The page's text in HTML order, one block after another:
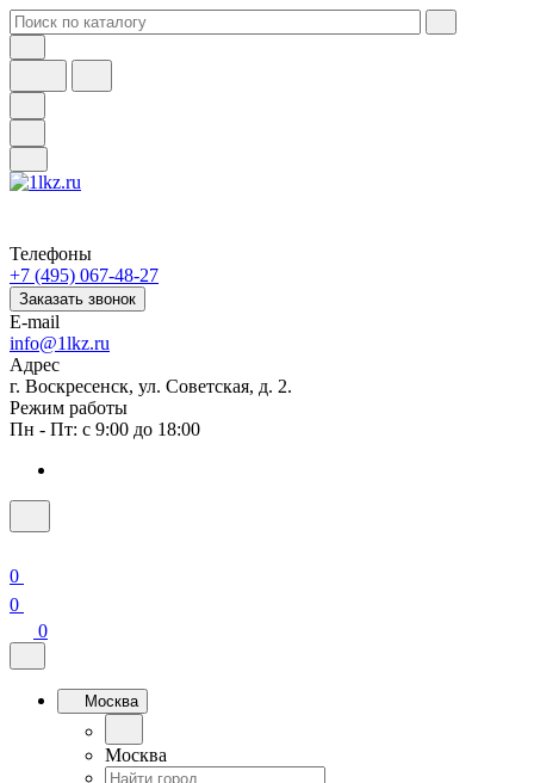
Телефоны
+7 (495) 067-48-27
Заказать звонок
E-mail
info@1lkz.ru
Адрес
г. Воскресенск, ул. Советская, д. 2.
Режим работы
Пн - Пт: с 9:00 до 18:00
0
0
0
Москва
Москва